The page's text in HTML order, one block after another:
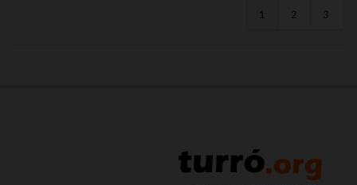
1 2 3